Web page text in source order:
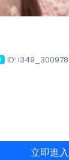
ID: i349_300978
立即進入